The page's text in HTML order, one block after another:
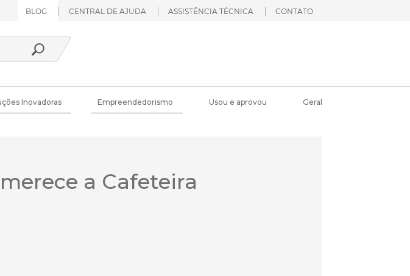
BLOG CENTRAL DE AJUDA ASSISTÊNCIA TÉCNICA CONTATO
Inovadoras Empreendedorismo Usou e aprovou Geral
a Cafeteira